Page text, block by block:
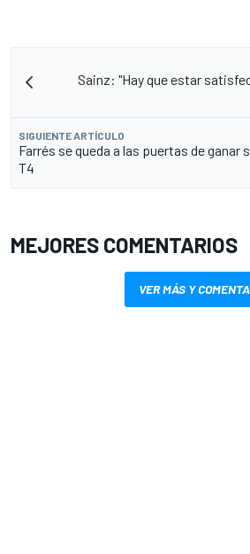
Sainz: "Hay que estar
SIGUIENTE ARTÍCULO
Farrés se queda a las puertas de ganar
T4
MEJORES COMENTARIOS
VER MÁS Y